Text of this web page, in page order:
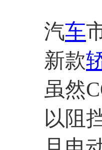
汽车
新款
虽然
以阻